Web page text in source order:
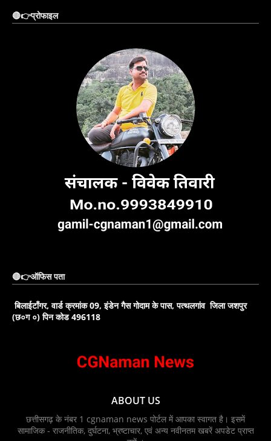
🔴👉प्रोफाइल
🔴👉ऑफिस पता
बिलाईटाँगर, वार्ड क्रमांक 09, इंडेन गैस गोदाम के पास, पत्थलगांव जिला जशपुर
(छ०ग ०) पिन कोड 496118
ABOUT US
छत्तीसगढ़ के नंबर 1 cgnaman news पोर्टल में आपका स्वागत है। इसमें
सामाजिक - राजनीतिक, दुर्घटना, भ्रष्टाचार, एवं अन्य नवीनतम खबरें अपडेट प्राप्त